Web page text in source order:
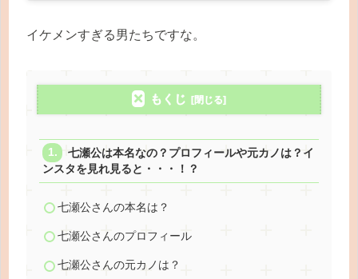
イケメンすぎる男たちですな。
もくじ
七瀬公は本名なの？プロフィールや元カノは？イ
ンスタを見れ見ると・・・！？
七瀬公さんの本名は？
七瀬公さんのプロフィール
七瀬公さんの元カノは？